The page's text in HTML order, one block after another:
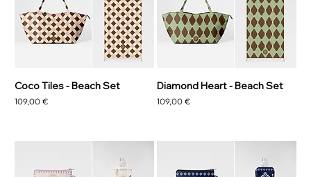
Coco Tiles - Beach Set
Prezzo
109,00 €
Diamond Heart - Beach Set
Prezzo
109,00 €